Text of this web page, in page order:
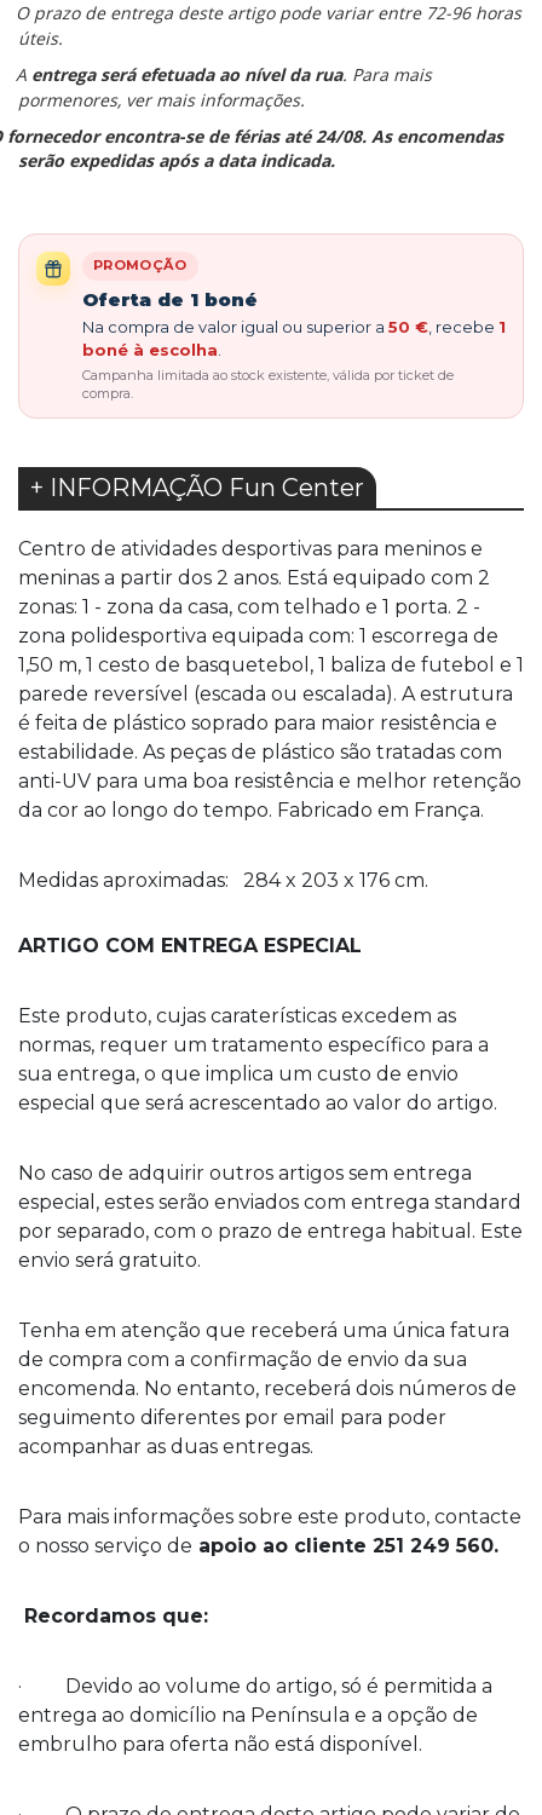
O prazo de entrega deste artigo pode variar entre 72-96 horas
úteis.
A entrega será efetuada ao nível da rua. Para mais
pormenores, ver mais informações.
fornecedor encontra-se de férias até 24/08. As encomendas
serão expedidas após a data indicada.
PROMOÇÃO
Oferta de 1 boné
Na compra de valor igual ou superior a 50 € , recebe 1
boné à escolha
Campanha limitada ao stock existente, válida por ticket de
compra.
+ INFORMAÇÃO Fun Center
Centro de atividades desportivas para meninos e
meninas a partir dos 2 anos. Está equipado com 2
zonas: 1 - zona da casa, com telhado e 1 porta. 2 -
zona polidesportiva equipada com: 1 escorrega de
1,50 m, 1 cesto de basquetebol, 1 baliza de futebol e 1
parede reversível (escada ou escalada). A estrutura
é feita de plástico soprado para maior resistência e
estabilidade. As peças de plástico são tratadas com
anti-UV para uma boa resistência e melhor retenção
da cor ao longo do tempo. Fabricado em França.
Medidas aproximadas: 284 x 203 x 176 cm.
ARTIGO COM ENTREGA ESPECIAL
Este produto, cujas caraterísticas excedem as
normas, requer um tratamento específico para a
sua entrega, o que implica um custo de envio
especial que será acrescentado ao valor do artigo.
No caso de adquirir outros artigos sem entrega
especial, estes serão enviados com entrega standard
por separado, com o prazo de entrega habitual. Este
envio será gratuito.
Tenha em atenção que receberá uma única fatura
de compra com a confirmação de envio da sua
encomenda. No entanto, receberá dois números de
seguimento diferentes por email para poder
acompanhar as duas entregas.
Para mais informações sobre este produto, contacte
o nosso serviço de apoio ao cliente 251 249 560.
Recordamos que:
· Devido ao volume do artigo, só é permitida a
entrega ao domicílio na Península e a opção de
embrulho para oferta não está disponível.